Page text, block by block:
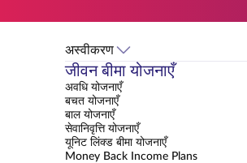
अस्वीकरण
जीवन बीमा योजनाएँ
अवधि योजनाएँ
बचत योजनाएँ
बाल योजनाएँ
सेवानिवृत्ति योजनाएँ
यूनिट लिंक्ड बीमा योजनाएँ
Money Back Income Plans